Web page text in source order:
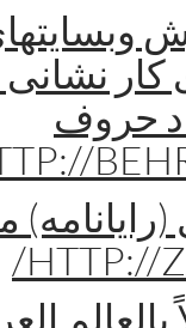
کار نشانی
حروف
HTTP://